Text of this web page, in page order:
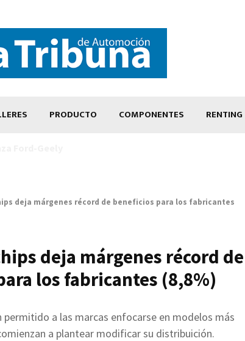
PRODUCTO COMPONENTES RENTING
deja márgenes récord de beneficios para los fabricantes
deja márgenes récord de
los fabricantes (8,8%)
permitido a las marcas enfocarse en modelos más
a plantear modificar su distribuición.